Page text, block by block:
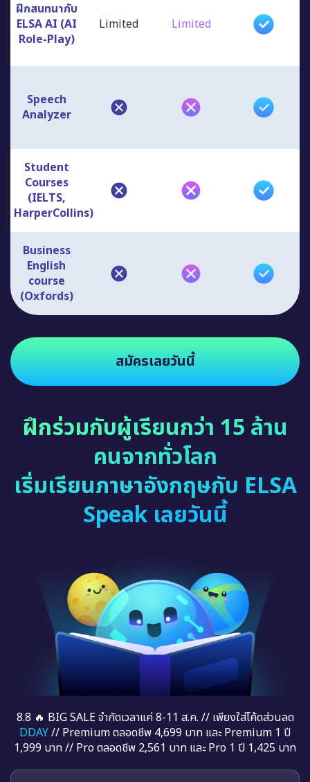
ฝึกสนทนากับ
ELSA AI (AI
Role-Play)
Limited Limited
Speech
Analyzer
Student
Courses
(IELTS,
HarperCollins)
Business
English
course
(Oxfords)
สมัครเลยวันนี้
ฝึกร่วมกับผู้เรียนกว่า 15 ล้าน
คนจากทั่วโลก
เริ่มเรียนภาษาอังกฤษกับ ELSA
Speak เลยวันนี้
8.8 🔥 BIG SALE จำกัดเวลาแค่ 8-11 ส.ค. // เพียงใส่โค้ดส่วนลด
DDAY// Premium ตลอดชีพ 4,699 บาท และ Premium 1 ปี
1,999 บาท // Pro ตลอดชีพ 2,561 บาท และ Pro 1 ปี 1,425 บาท